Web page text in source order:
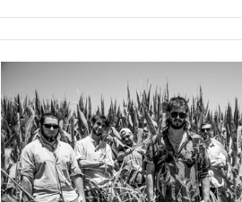
NOTICIAS